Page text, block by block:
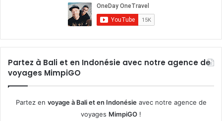
Partez à Bali et en Indonésie avec notre agence de
voyages MimpiGO
Partez en voyage à Bali et en Indonésieavec notre agence de
voyages MimpiGO !